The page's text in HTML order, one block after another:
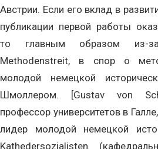
Австрии. Если его вклад в
публикации первой работы
то главным образом из-
Methodenstreit, в спор о
молодой немецкой
Шмоллером. [Gustav von
профессор университетов в
лидер молодой немецкой
Kathedersozialisten